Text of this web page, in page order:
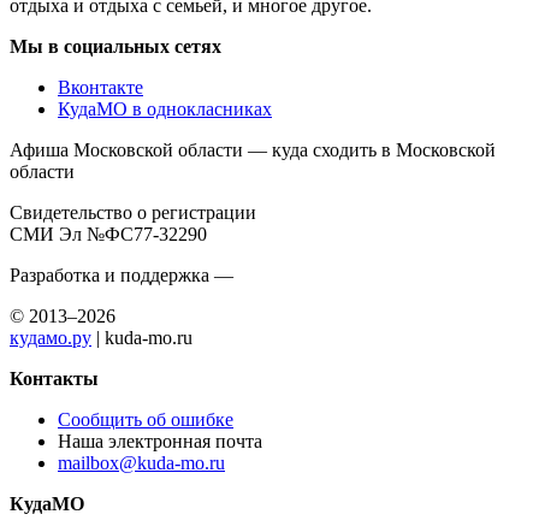
отдыха и отдыха с семьей, и многое другое.
Мы в социальных сетях
Вконтакте
КудаМО в однокласниках
Афиша Московской области — куда сходить в Московской
области
Свидетельство о регистрации
СМИ Эл №ФС77-32290
Разработка и поддержка —
© 2013–2026
кудамо.ру | kuda-mo.ru
Контакты
Сообщить об ошибке
Наша электронная почта
mailbox@kuda-mo.ru
КудаМО